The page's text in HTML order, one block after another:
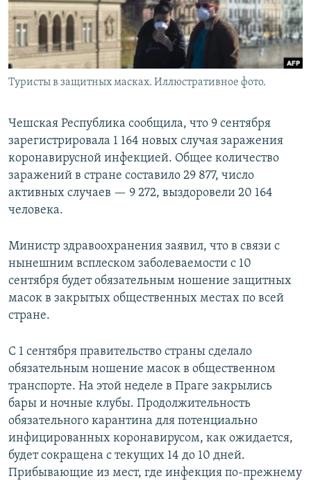
Туристы в защитных масках. Иллюстративное фото.
Чешская Республика сообщила, что 9 сентября
зарегистрировала 1 164 новых случая заражения
коронавирусной инфекцией. Общее количество
заражений в стране составило 29 877, число
активных случаев — 9 272, выздоровели 20 164
человека.
Министр здравоохранения заявил, что в связи с
нынешним всплеском заболеваемости с 10
сентября будет обязательным ношение защитных
масок в закрытых общественных местах по всей
стране.
С 1 сентября правительство страны сделало
обязательным ношение масок в общественном
транспорте. На этой неделе в Праге закрылись
бары и ночные клубы. Продолжительность
обязательного карантина для потенциально
инфицированных коронавирусом, как ожидается,
будет сокращена с текущих 14 до 10 дней.
Прибывающие из мест, где инфекция по-прежнему